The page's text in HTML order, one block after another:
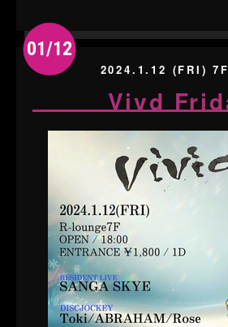
01/12
2024.1.12 (FRI)
Vivd